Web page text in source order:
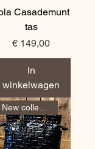
Casademunt
tas
Prijs
€ 149,00
In
winkelwagen